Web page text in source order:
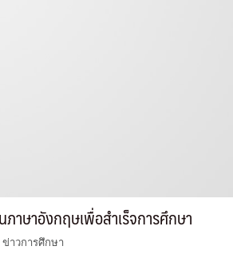
าษาอังกฤษเพื่อสำเร็จการศึกษา
ข่าวการศึกษา